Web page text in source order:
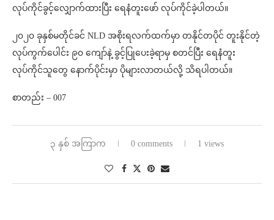
လုပ်ကိုင်ခွင့်လျှောက်ထားပြီး ရေနံတူးဖော် လုပ်ကိုင်ခဲ့ပါတယ်။
၂၀၂၀ ခုနှစ်မတိုင်ခင် NLD အစိုးရလက်ထက်မှာ တနိုင်တပိုင် တူးနိုင်တဲ့
လုပ်ကွက်ပေါင်း ၉၀ ကျော်နဲ့ ခွင့်ပြုပေးခဲ့ရာမှ စတင်ပြီး ရေနံတူး
လုပ်ကိုင်သူတွေ နောက်ပိုင်းမှာ ပိုများလာတယ်လို့ သိရပါတယ်။
စာတည်း – 007
၃ နှစ် အကြာက 0 comments 1 views